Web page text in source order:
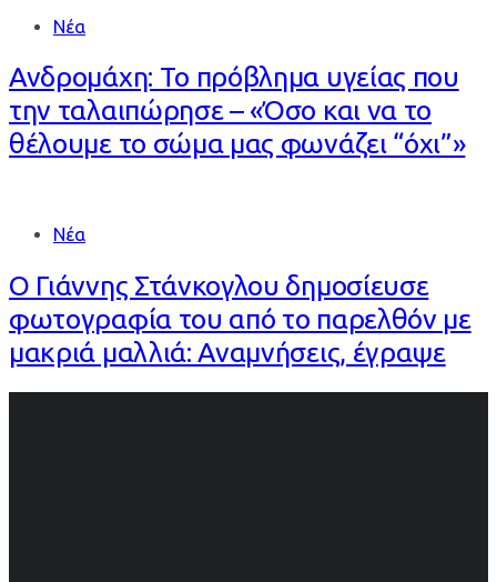
Νέα
Ανδρομάχη: Το πρόβλημα υγείας που
την ταλαιπώρησε – «Όσο και να το
θέλουμε το σώμα μας φωνάζει “όχι”»
Νέα
Ο Γιάννης Στάνκογλου δημοσίευσε
φωτογραφία του από το παρελθόν με
μακριά μαλλιά: Αναμνήσεις, έγραψε